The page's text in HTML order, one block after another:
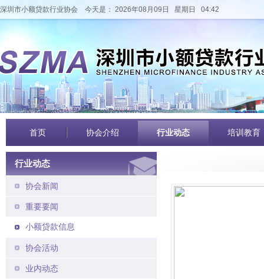
深圳市小额贷款行业协会 今天是： 2026年08月09日 星期日 04:42
首页 协会介绍 行业动态 培训教育
行业动态
协会新闻
重要要闻
小额贷款信息
协会活动
业内动态